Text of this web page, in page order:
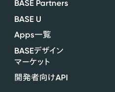
BASE Partners
BASE U
Apps一覧
BASEデザイン
マーケット
開発者向けAPI